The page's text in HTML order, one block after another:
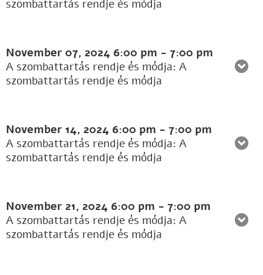
szombattartás rendje és módja
November 07, 2024 6:00 pm - 7:00 pm
A szombattartás rendje és módja: A
szombattartás rendje és módja
November 14, 2024 6:00 pm - 7:00 pm
A szombattartás rendje és módja: A
szombattartás rendje és módja
November 21, 2024 6:00 pm - 7:00 pm
A szombattartás rendje és módja: A
szombattartás rendje és módja